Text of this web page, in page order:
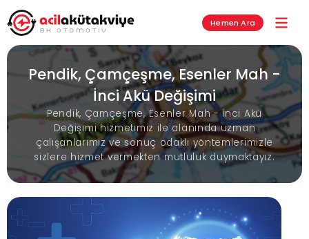
Hemen Ara
Pendik, Çamçeşme, Esenler Mah -
İnci Akü Değişimi
Pendik, Çamçeşme, Esenler Mah - İnci Akü
Değişimi hizmetimiz ile alanında uzman
çalışanlarımız ve sonuç odaklı yöntemlerimizle
sizlere hizmet vermekten mutluluk duymaktayız.